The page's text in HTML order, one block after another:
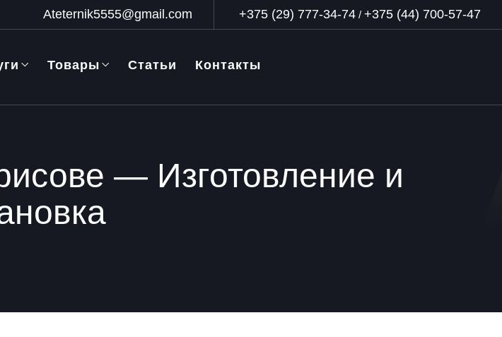
Ateternik5555@gmail.com +375 (29) 777-34-74 / +375 (44) 700-57-47
Товары Статьи Контакты
— Изготовление и